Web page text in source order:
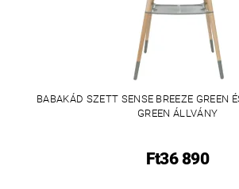
BABAKÁD SZETT SENSE BREEZE GREEN
GREEN ÁLLVÁNY
Ft36 890